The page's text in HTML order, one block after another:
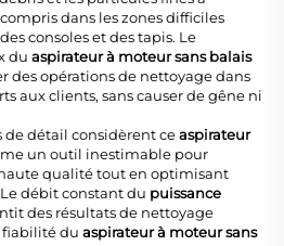
dans les zones difficiles
consoles et des tapis. Le
du aspirateur à moteur sans balais
des opérations de nettoyage dans
aux clients, sans causer de gêne ni
de détail considèrent ceaspirateur
un outil inestimable pour
qualité tout en optimisant
débit constant du puissance
des résultats de nettoyage
fiabilité du aspirateur à moteur sans